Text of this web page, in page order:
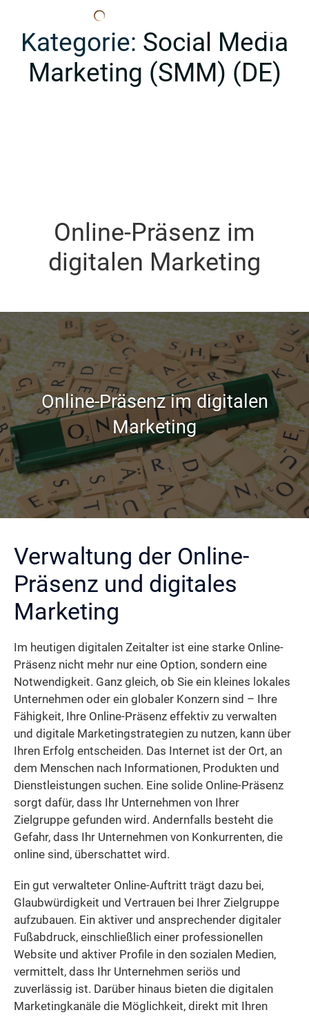
Kategorie: Social Media
Marketing (SMM) (DE)
Online-Präsenz im
digitalen Marketing
Online-Präsenz im digitalen
Marketing
Verwaltung der Online-
Präsenz und digitales
Marketing
Im heutigen digitalen Zeitalter ist eine starke Online-
Präsenz nicht mehr nur eine Option, sondern eine
Notwendigkeit. Ganz gleich, ob Sie ein kleines lokales
Unternehmen oder ein globaler Konzern sind – Ihre
Fähigkeit, Ihre Online-Präsenz effektiv zu verwalten
und digitale Marketingstrategien zu nutzen, kann über
Ihren Erfolg entscheiden. Das Internet ist der Ort, an
dem Menschen nach Informationen, Produkten und
Dienstleistungen suchen. Eine solide Online-Präsenz
sorgt dafür, dass Ihr Unternehmen von Ihrer
Zielgruppe gefunden wird. Andernfalls besteht die
Gefahr, dass Ihr Unternehmen von Konkurrenten, die
online sind, überschattet wird.
Ein gut verwalteter Online-Auftritt trägt dazu bei,
Glaubwürdigkeit und Vertrauen bei Ihrer Zielgruppe
aufzubauen. Ein aktiver und ansprechender digitaler
Fußabdruck, einschließlich einer professionellen
Website und aktiver Profile in den sozialen Medien,
vermittelt, dass Ihr Unternehmen seriös und
zuverlässig ist. Darüber hinaus bieten die digitalen
Marketingkanäle die Möglichkeit, direkt mit Ihren